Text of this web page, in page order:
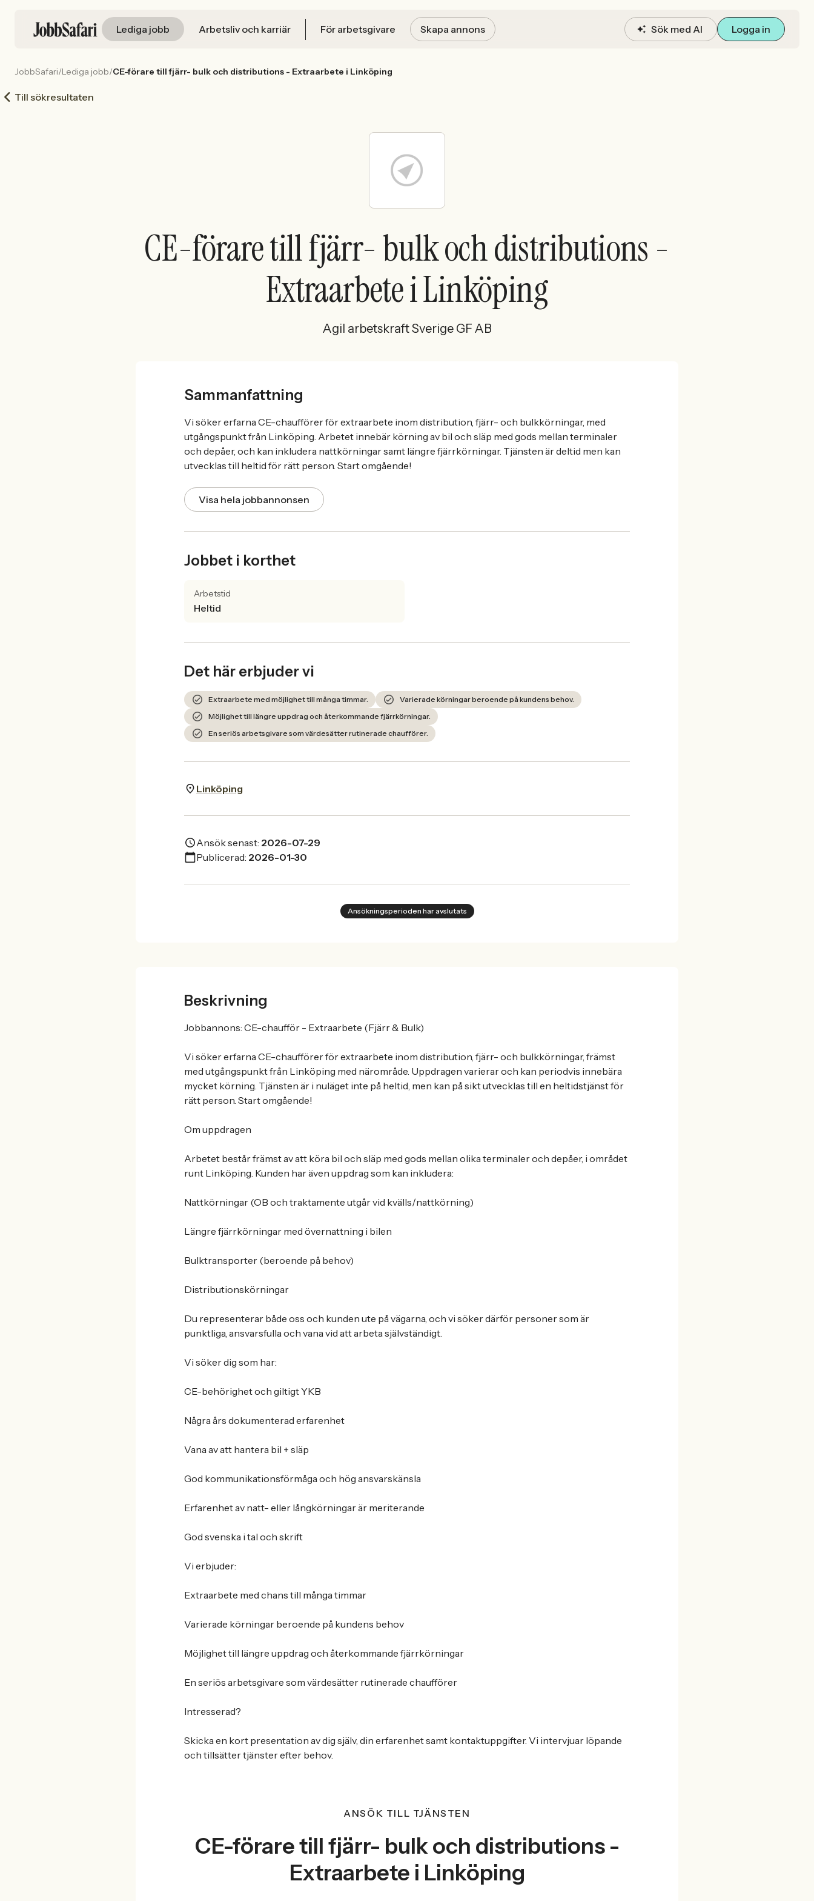
Lediga jobb Arbetsliv och karriär För arbetsgivare Skapa annons Sök med AI Logga in
JobbSafari/Lediga jobb/CE-förare till fjärr- bulk och distributions - Extraarbete i Linköping
Till sökresultaten
CE-förare till fjärr- bulk och distributions -
Extraarbete i Linköping
Agil arbetskraft Sverige GF AB
Sammanfattning
Vi söker erfarna CE-chaufförer för extraarbete inom distribution, fjärr- och bulkkörningar, med
utgångspunkt från Linköping. Arbetet innebär körning av bil och släp med gods mellan terminaler
och depåer, och kan inkludera nattkörningar samt längre fjärrkörningar. Tjänsten är deltid men kan
utvecklas till heltid för rätt person. Start omgående!
Visa hela jobbannonsen
Jobbet i korthet
Arbetstid
Heltid
Det här erbjuder vi
Extraarbete med möjlighet till många timmar.
Varierade körningar beroende på kundens behov.
Möjlighet till längre uppdrag och återkommande fjärrkörningar.
En seriös arbetsgivare som värdesätter rutinerade chaufförer.
Linköping
Ansök senast: 2026-07-29
Publicerad: 2026-01-30
Ansökningsperioden har avslutats
Beskrivning
Jobbannons: CE-chaufför - Extraarbete (Fjärr & Bulk)
Vi söker erfarna CE-chaufförer för extraarbete inom distribution, fjärr- och bulkkörningar, främst
med utgångspunkt från Linköping med närområde. Uppdragen varierar och kan periodvis innebära
mycket körning. Tjänsten är i nuläget inte på heltid, men kan på sikt utvecklas till en heltidstjänst för
rätt person. Start omgående!
Om uppdragen
Arbetet består främst av att köra bil och släp med gods mellan olika terminaler och depåer, i området
runt Linköping. Kunden har även uppdrag som kan inkludera:
Nattkörningar (OB och traktamente utgår vid kvälls/nattkörning)
Längre fjärrkörningar med övernattning i bilen
Bulktransporter (beroende på behov)
Distributionskörningar
Du representerar både oss och kunden ute på vägarna, och vi söker därför personer som är
punktliga, ansvarsfulla och vana vid att arbeta självständigt.
Vi söker dig som har:
CE-behörighet och giltigt YKB
Några års dokumenterad erfarenhet
Vana av att hantera bil + släp
God kommunikationsförmåga och hög ansvarskänsla
Erfarenhet av natt- eller långkörningar är meriterande
God svenska i tal och skrift
Vi erbjuder:
Extraarbete med chans till många timmar
Varierade körningar beroende på kundens behov
Möjlighet till längre uppdrag och återkommande fjärrkörningar
En seriös arbetsgivare som värdesätter rutinerade chaufförer
Intresserad?
Skicka en kort presentation av dig själv, din erfarenhet samt kontaktuppgifter. Vi intervjuar löpande
och tillsätter tjänster efter behov.
ANSÖK TILL TJÄNSTEN
CE-förare till fjärr- bulk och distributions -
Extraarbete i Linköping